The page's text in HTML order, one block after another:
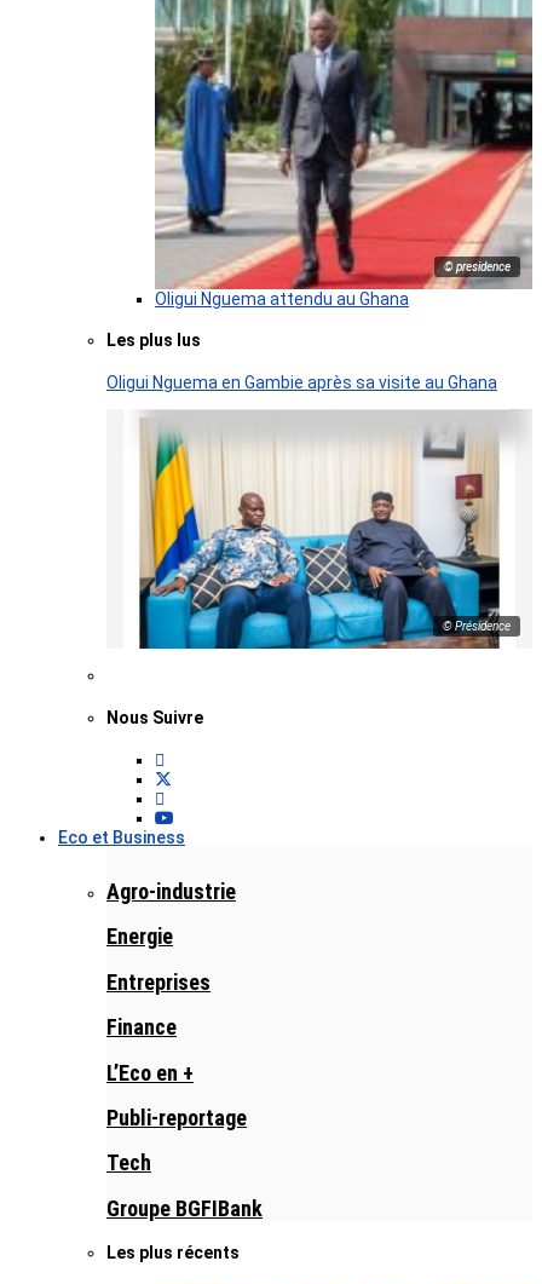
© presidence
Oligui Nguema attendu au Ghana
Les plus lus
Oligui Nguema en Gambie après sa visite au Ghana
© Présidence
Nous Suivre
Eco et Business
Agro-industrie
Energie
Entreprises
Finance
L’Eco en +
Publi-reportage
Tech
Groupe BGFIBank
Les plus récents